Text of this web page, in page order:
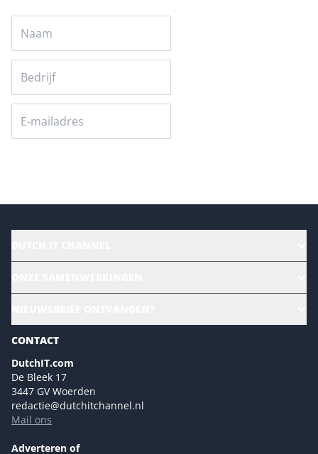
Magazines
Marketingmogelijkheden 2026
Eventmogelijkheden 2026
Advertising opportunities 2026 ENG
Event opportunities 2026 ENG
NL Digital
Versturen
CONTACT
DutchIT.com
De Bleek 17
3447 GV Woerden
redactie@dutchitchannel.nl
Mail ons
Adverteren of